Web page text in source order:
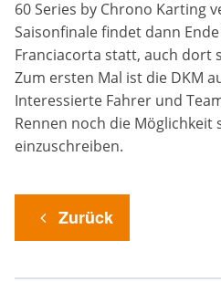
60 Series by Chrono Karting
Saisonfinale findet dann
Franciacorta statt, auch dort
Zum ersten Mal ist die DKM
Interessierte Fahrer und
Rennen noch die Möglichkeit
einzuschreiben.
Zurück